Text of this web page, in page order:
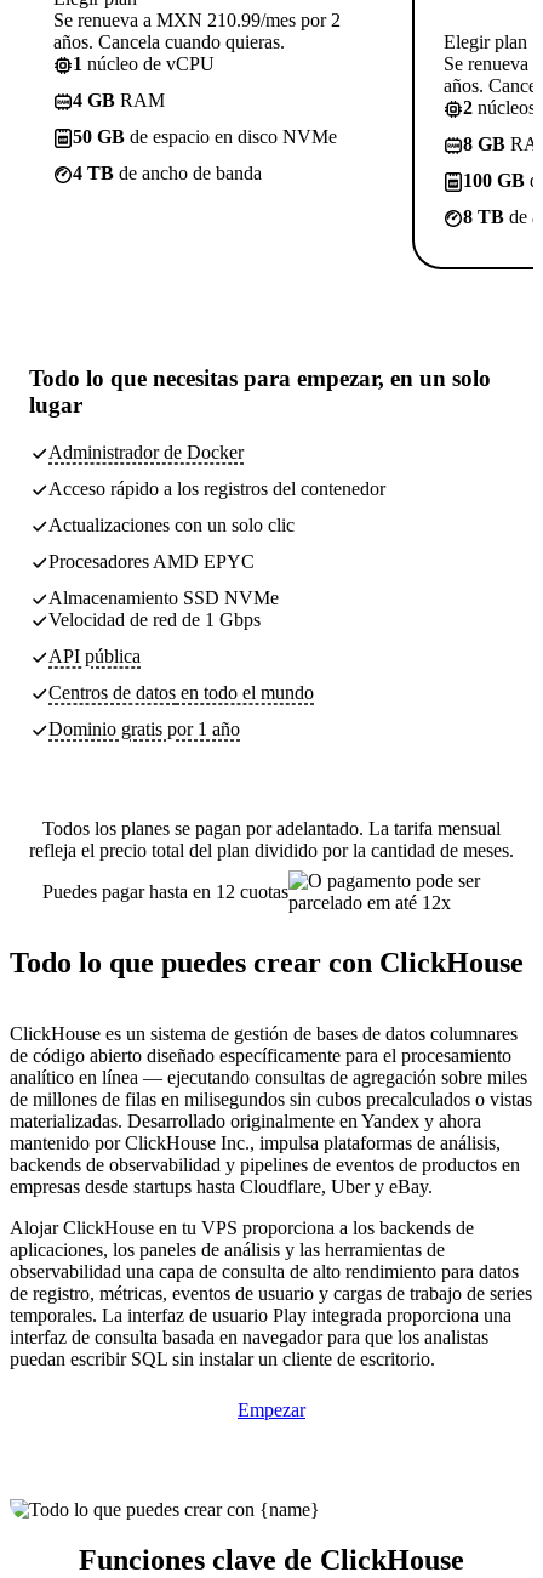
Se renueva a MXN 210.99/mes por 2
años. Cancela cuando quieras.
1 núcleo de vCPU
4 GB RAM
50 GB de espacio en disco NVMe
4 TB de ancho de banda
Elegir plan
Se renueva
años.
2 núcleos
8 GB
100 GB
8 TB de
Todo lo que necesitas para empezar, en un solo
lugar
Administrador de Docker
Acceso rápido a los registros del contenedor
Actualizaciones con un solo clic
Procesadores AMD EPYC
Almacenamiento SSD NVMe
Velocidad de red de 1 Gbps
API pública
Centros de datos en todo el mundo
Dominio gratis por 1 año
Todos los planes se pagan por adelantado. La tarifa mensual
refleja el precio total del plan dividido por la cantidad de meses.
Puedes pagar hasta en 12 cuotas
Todo lo que puedes crear con ClickHouse
ClickHouse es un sistema de gestión de bases de datos columnares
de código abierto diseñado específicamente para el procesamiento
analítico en línea — ejecutando consultas de agregación sobre miles
de millones de filas en milisegundos sin cubos precalculados o vistas
materializadas. Desarrollado originalmente en Yandex y ahora
mantenido por ClickHouse Inc., impulsa plataformas de análisis,
backends de observabilidad y pipelines de eventos de productos en
empresas desde startups hasta Cloudflare, Uber y eBay.
Alojar ClickHouse en tu VPS proporciona a los backends de
aplicaciones, los paneles de análisis y las herramientas de
observabilidad una capa de consulta de alto rendimiento para datos
de registro, métricas, eventos de usuario y cargas de trabajo de series
temporales. La interfaz de usuario Play integrada proporciona una
interfaz de consulta basada en navegador para que los analistas
puedan escribir SQL sin instalar un cliente de escritorio.
Empezar
Funciones clave de ClickHouse